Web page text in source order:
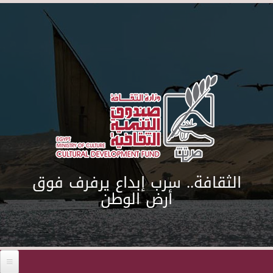
Skip to main content
الثقافة.. سرب إبداع يرفرف فوق
أرض الوطن
Before 01